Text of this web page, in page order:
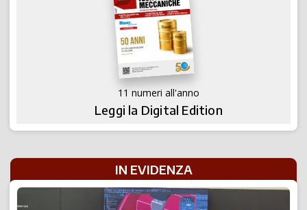
11 numeri all'anno
Leggi la Digital Edition
IN EVIDENZA